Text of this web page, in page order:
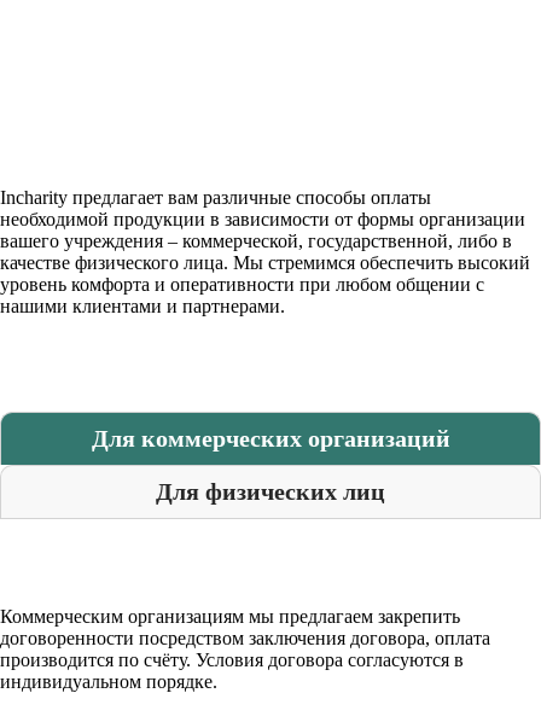
Incharity предлагает вам различные способы оплаты
необходимой продукции в зависимости от формы организации
вашего учреждения – коммерческой, государственной, либо в
качестве физического лица. Мы стремимся обеспечить высокий
уровень комфорта и оперативности при любом общении с
нашими клиентами и партнерами.
Для коммерческих организаций
Для физических лиц
Коммерческим организациям мы предлагаем закрепить
договоренности посредством заключения договора, оплата
производится по счёту. Условия договора согласуются в
индивидуальном порядке.